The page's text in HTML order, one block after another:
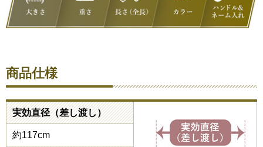
商品仕様
実効直径（差し渡し）
約117cm